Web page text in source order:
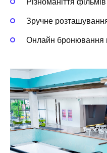
Зручне
Онлайн бронювання